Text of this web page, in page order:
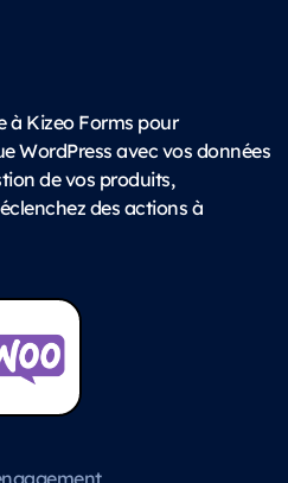
à Kizeo Forms pour
WordPress avec vos données
de vos produits,
des actions à